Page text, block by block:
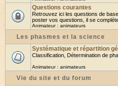
Questions courantes
Retrouvez ici les questions de
poster vos questions, il se
Animateur : animateurs
Les phasmes et la science
Systématique et répartition
Classification, Détermination de
Animateur : animateurs
Vie du site et du forum